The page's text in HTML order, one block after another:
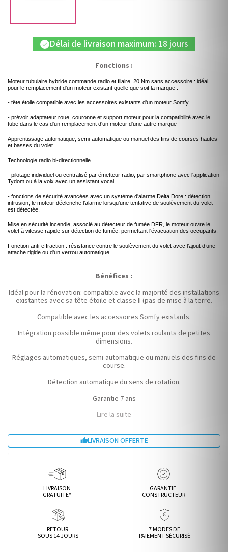
check Délai de livraison maximum: 18 jours
Fonctions :
Moteur tubulaire hybride commande radio et filaire 20 Nm sans accessoire : idéal
pour le remplacement d'un moteur existant quelle que soit la marque :
- tête étoile compatible avec les accessoires existants d'un moteur Somfy.
- prévoir adaptateur roue, couronne et support moteur pour la compatibilité avec le
tube dans le cas d'un remplacement d'un moteur d'une autre marque
Apprentissage automatique, semi-automatique ou manuel des fins de courses hautes
et basses du volet
Technologie radio bi-directionnelle
- pilotage individuel ou centralisé par émetteur radio, par smartphone avec l'application
Tydom ou à la voix avec un assistant vocal
- fonctions de sécurité avancées avec un système d'alarme Delta Dore : détection
intrusion, le moteur déclenche l’alarme lorsqu’une tentative de soulèvement du volet
est détectée.
Mise en sécurité incendie, associé au détecteur de fumée DFR, le moteur ouvre le
volet à vitesse rapide sur détection de fumée, permettant l'évacuation des occupants.
Fonction anti-effraction : résistance contre le soulèvement du volet avec l’ajout d’une
attache rigide ou d'un verrou automatique.
Bénéfices :
Idéal pour la rénovation: compatible avec la majorité des installations
existantes avec sa tête étoile et classe II (pas de mise à la terre.
Compatible avec les accessoires Somfy existants.
Intégration possible même pour des volets roulants de petites
dimensions.
Réglages automatiques, semi-automatique ou manuels des fins de
course.
Détection automatique du sens de rotation.
Garantie 7 ans
Lire la suite
LIVRAISON OFFERTE
LIVRAISON
GRATUITE*
GARANTIE
CONSTRUCTEUR
RETOUR
SOUS 14 JOURS
7 MODES DE
PAIEMENT SÉCURISÉ